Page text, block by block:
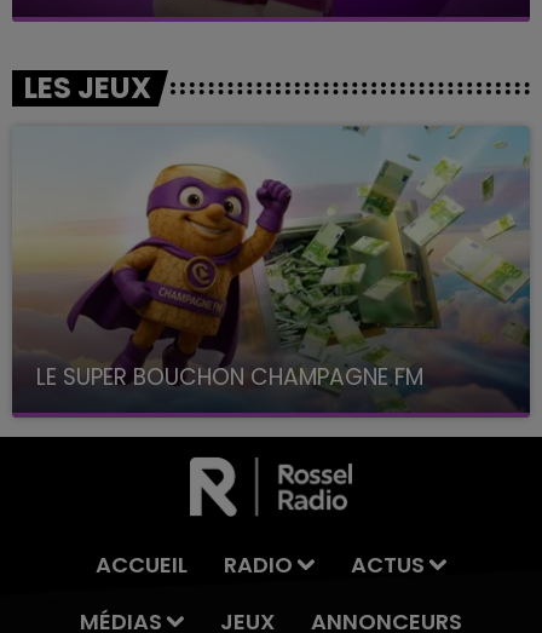
LES JEUX
LE SUPER BOUCHON CHAMPAGNE FM
avec La Famille Champagne FM, à 8H10
ACCUEIL RADIO
ACTUS
MÉDIAS
JEUX ANNONCEURS